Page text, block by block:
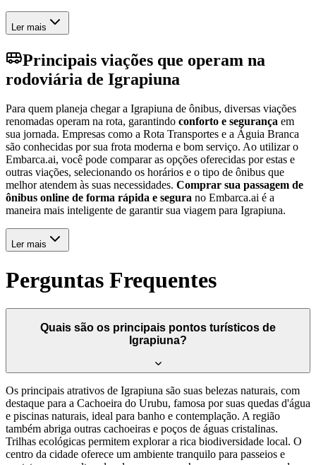
Ler mais
Principais viações que operam na
rodoviária de Igrapiuna
Para quem planeja chegar a Igrapiuna de ônibus, diversas viações
renomadas operam na rota, garantindo conforto e segurança em
sua jornada. Empresas como a Rota Transportes e a Águia Branca
são conhecidas por sua frota moderna e bom serviço. Ao utilizar o
Embarca.ai, você pode comparar as opções oferecidas por estas e
outras viações, selecionando os horários e o tipo de ônibus que
melhor atendem às suas necessidades. Comprar sua passagem de
ônibus online de forma rápida e segura no Embarca.ai é a
maneira mais inteligente de garantir sua viagem para Igrapiuna.
Ler mais
Perguntas Frequentes
Quais são os principais pontos turísticos de
Igrapiuna?
Os principais atrativos de Igrapiuna são suas belezas naturais, com
destaque para a Cachoeira do Urubu, famosa por suas quedas d'água
e piscinas naturais, ideal para banho e contemplação. A região
também abriga outras cachoeiras e poços de águas cristalinas.
Trilhas ecológicas permitem explorar a rica biodiversidade local. O
centro da cidade oferece um ambiente tranquilo para passeios e